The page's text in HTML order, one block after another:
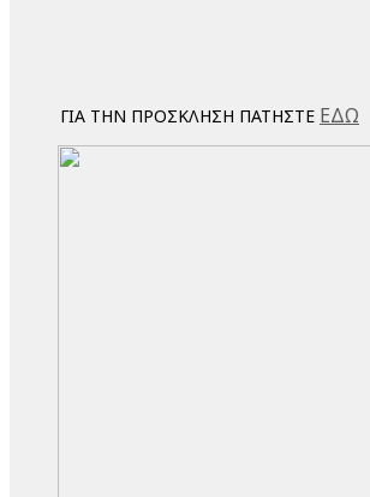
ΓΙΑ ΤΗΝ ΠΡΟΣΚΛΗΣΗ ΠΑΤΗΣΤΕ ΕΔΩ